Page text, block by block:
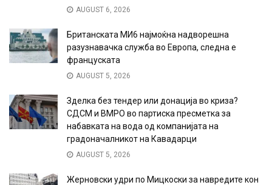
AUGUST 6, 2026
Британската МИ6 најмоќна надворешна
разузнавачка служба во Европа, следна е
француската
AUGUST 5, 2026
Зделка без тендер или донација во криза?
СДСМ и ВМРО во партиска пресметка за
набавката на вода од компанијата на
градоначалникот на Кавадарци
AUGUST 5, 2026
Жерновски удри по Мицкоски за навредите кон